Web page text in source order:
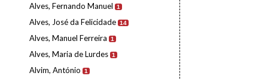
Alves, Fernando Manuel 1
Alves, José da Felicidade 14
Alves, Manuel Ferreira 1
Alves, Maria de Lurdes 1
Alvim, António 1